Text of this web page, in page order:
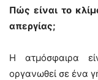
Πώς είναι το
απεργίας;
Η ατμόσφαιρα
οργανωθεί σε ένα